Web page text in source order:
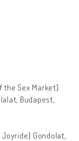
the Sex Market]
Budapest,
Joyride] Gondolat,